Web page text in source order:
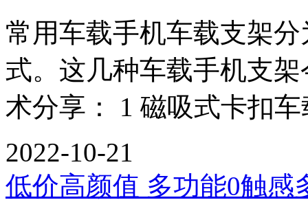
常用车载手机车载支架
式。这几种车载手机支
术分享： 1 磁吸式卡扣
2022-10-21
低价高颜值 多功能0触感